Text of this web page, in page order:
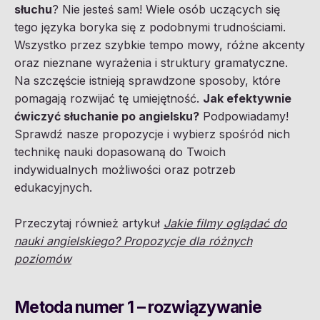
słuchu? Nie jesteś sam! Wiele osób uczących się
tego języka boryka się z podobnymi trudnościami.
Wszystko przez szybkie tempo mowy, różne akcenty
oraz nieznane wyrażenia i struktury gramatyczne.
Na szczęście istnieją sprawdzone sposoby, które
pomagają rozwijać tę umiejętność. Jak efektywnie
ćwiczyć słuchanie po angielsku? Podpowiadamy!
Sprawdź nasze propozycje i wybierz spośród nich
technikę nauki dopasowaną do Twoich
indywidualnych możliwości oraz potrzeb
edukacyjnych.
Przeczytaj również artykuł Jakie filmy oglądać do
nauki angielskiego? Propozycje dla różnych
poziomów
Metoda numer 1 – rozwiązywanie